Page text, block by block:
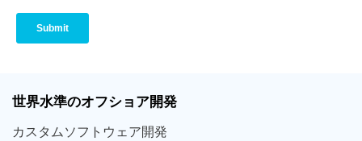
世界水準のオフショア開発
カスタムソフトウェア開発